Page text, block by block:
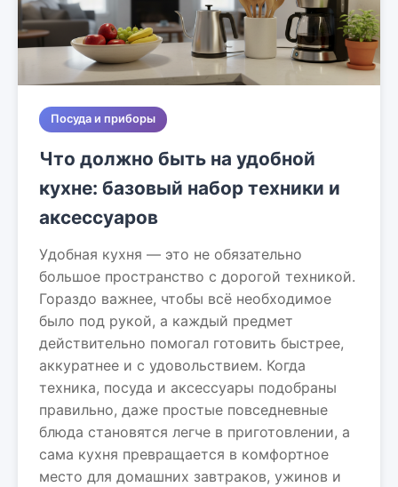
Посуда и приборы
Что должно быть на удобной
кухне: базовый набор техники и
аксессуаров
Удобная кухня — это не обязательно
большое пространство с дорогой техникой.
Гораздо важнее, чтобы всё необходимое
было под рукой, а каждый предмет
действительно помогал готовить быстрее,
аккуратнее и с удовольствием. Когда
техника, посуда и аксессуары подобраны
правильно, даже простые повседневные
блюда становятся легче в приготовлении, а
сама кухня превращается в комфортное
место для домашних завтраков, ужинов и